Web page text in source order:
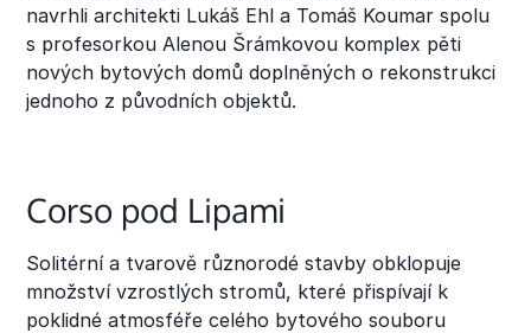
Heading 5
Heading 6
navrhli architekti Lukáš Ehl a Tomáš Koumar spolu
s profesorkou Alenou Šrámkovou komplex pěti
nových bytových domů doplněných o rekonstrukci
jednoho z původních objektů.
Corso pod Lipami
Solitérní a tvarově různorodé stavby obklopuje
množství vzrostlých stromů, které přispívají k
poklidné atmosféře celého bytového souboru